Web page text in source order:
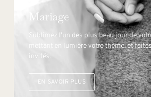
Mariage
Sublimez l'un des plus beau jour de
mettant en lumière votre thème, et
invités.
EN SAVOIR PLUS